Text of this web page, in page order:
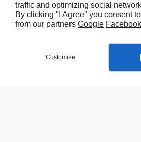
Contactez-nous
Mentions légales
Plan du site
traffic and optimizing social
By clicking "I Agree" you consent
from our partners Google Facebook
Customize